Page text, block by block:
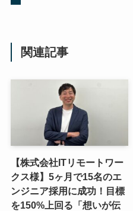
関連記事
【株式会社ITリモートワー
クス様】5ヶ月で15名のエ
ンジニア採用に成功！目標
を150%上回る「想いが伝